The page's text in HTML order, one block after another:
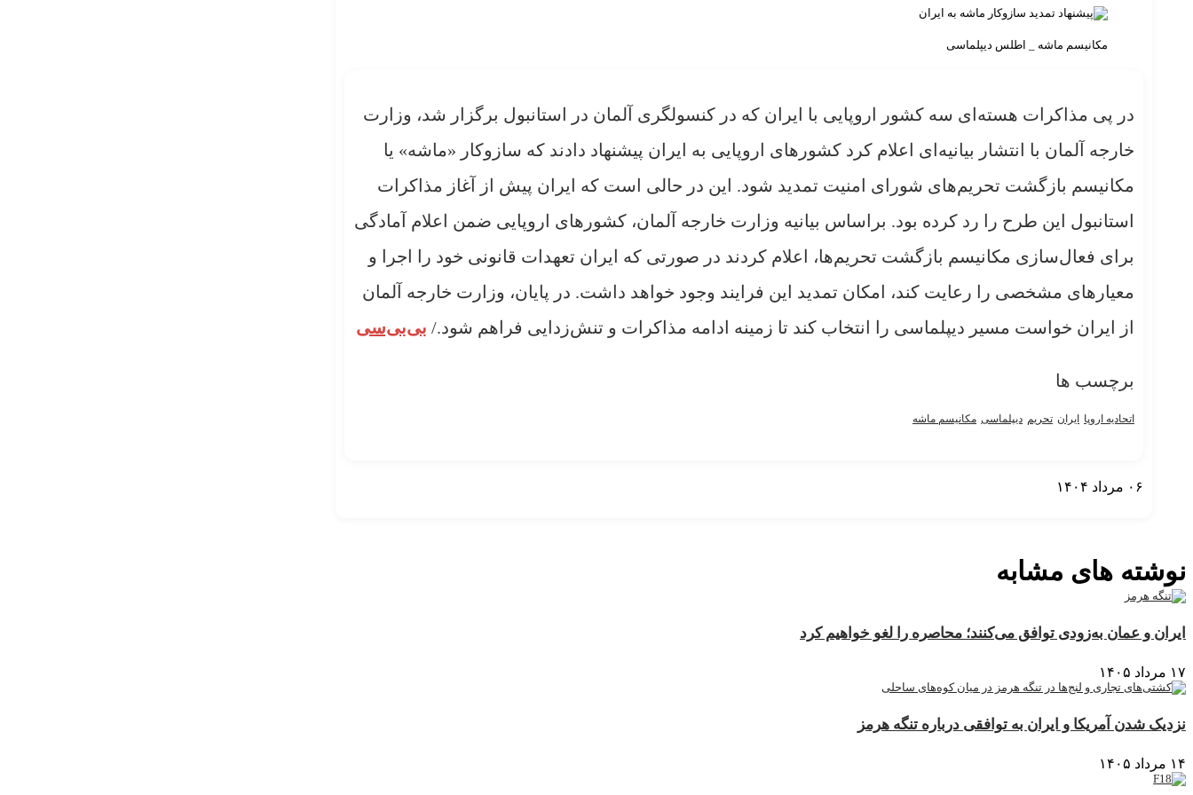
مکانیسم ماشه _ اطلس دیپلماسی
در پی مذاکرات هسته‌ای سه کشور اروپایی با ایران که در کنسولگری آلمان در استانبول برگزار شد، وزارت
خارجه آلمان با انتشار بیانیه‌ای اعلام کرد کشورهای اروپایی به ایران پیشنهاد دادند که سازوکار «ماشه» یا
مکانیسم بازگشت تحریم‌های شورای امنیت تمدید شود. این در حالی است که ایران پیش از آغاز مذاکرات
استانبول این طرح را رد کرده بود. براساس بیانیه وزارت خارجه آلمان، کشورهای اروپایی ضمن اعلام آمادگی
برای فعال‌سازی مکانیسم بازگشت تحریم‌ها، اعلام کردند در صورتی که ایران تعهدات قانونی خود را اجرا و
معیارهای مشخصی را رعایت کند، امکان تمدید این فرایند وجود خواهد داشت. در پایان، وزارت خارجه آلمان
از ایران خواست مسیر دیپلماسی را انتخاب کند تا زمینه ادامه مذاکرات و تنش‌زدایی فراهم شود./ بی‌بی‌سی
برچسب ها
اتحادیه اروپا ایران تحریم دیپلماسی مکانیسم ماشه
۰۶ مرداد ۱۴۰۴
نوشته های مشابه
ایران و عمان به‌زودی توافق می‌کنند؛ محاصره را لغو خواهیم کرد
۱۷ مرداد ۱۴۰۵
نزدیک شدن آمریکا و ایران به توافقی درباره تنگه هرمز
۱۴ مرداد ۱۴۰۵